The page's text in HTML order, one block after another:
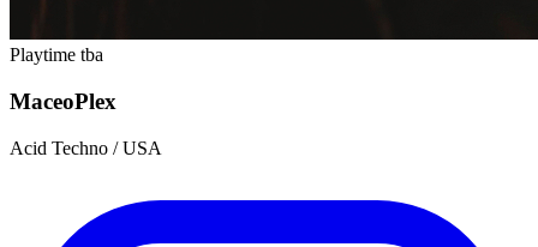
Playtime tba
MaceoPlex
Acid Techno / USA